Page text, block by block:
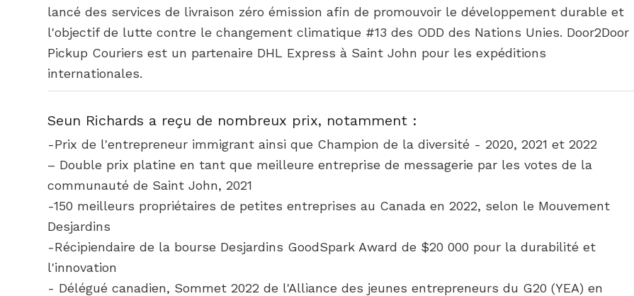
lancé des services de livraison zéro émission afin de promouvoir le développement durable et
l'objectif de lutte contre le changement climatique #13 des ODD des Nations Unies. Door2Door
Pickup Couriers est un partenaire DHL Express à Saint John pour les expéditions
internationales.
Seun Richards a reçu de nombreux prix, notamment :
-Prix de l'entrepreneur immigrant ainsi que Champion de la diversité - 2020, 2021 et 2022
– Double prix platine en tant que meilleure entreprise de messagerie par les votes de la
communauté de Saint John, 2021
-150 meilleurs propriétaires de petites entreprises au Canada en 2022, selon le Mouvement
Desjardins
-Récipiendaire de la bourse Desjardins GoodSpark Award de $20 000 pour la durabilité et
l'innovation
- Délégué canadien, Sommet 2022 de l'Alliance des jeunes entrepreneurs du G20 (YEA) en